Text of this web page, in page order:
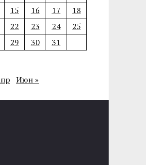
15 16 17
18
22 23 24
25
29 30 31
Июн »